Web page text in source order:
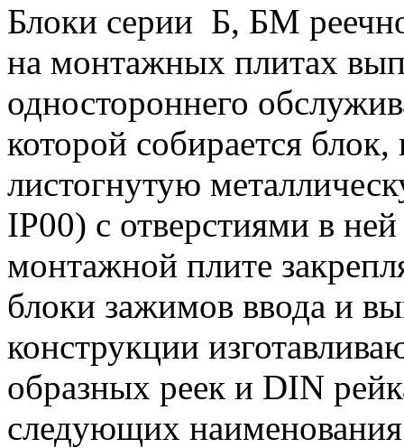
Блоки серии Б, БМ
на монтажных плитах
одностороннего
которой собирается блок,
листогнутую
IP00) с отверстиями в
монтажной плите
блоки зажимов ввода и
конструкции
образных реек и DIN
следующих